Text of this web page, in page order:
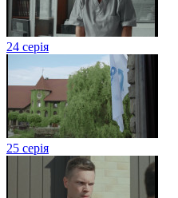
24 серія
25 серія